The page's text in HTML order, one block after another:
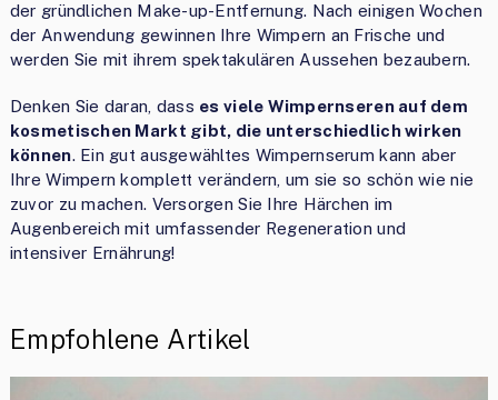
der gründlichen Make-up-Entfernung. Nach einigen Wochen
der Anwendung gewinnen Ihre Wimpern an Frische und
werden Sie mit ihrem spektakulären Aussehen bezaubern.
Denken Sie daran, dass es viele Wimpernseren auf dem
kosmetischen Markt gibt, die unterschiedlich wirken
können. Ein gut ausgewähltes Wimpernserum kann aber
Ihre Wimpern komplett verändern, um sie so schön wie nie
zuvor zu machen. Versorgen Sie Ihre Härchen im
Augenbereich mit umfassender Regeneration und
intensiver Ernährung!
Empfohlene Artikel